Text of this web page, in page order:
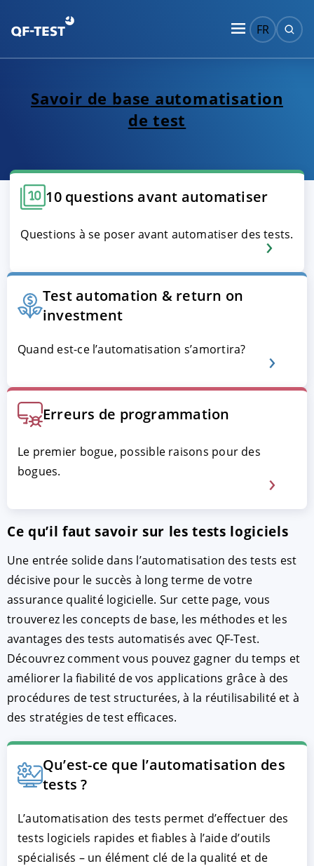
FR
Savoir de base automatisation
de test
10 questions avant automatiser
Questions à se poser avant automatiser des tests.
Test automation & return on
investment
Quand est-ce l’automatisation s’amortira?
Erreurs de programmation
Le premier bogue, possible raisons pour des
bogues.
Ce qu’il faut savoir sur les tests logiciels
Une entrée solide dans l’automatisation des tests est
décisive pour le succès à long terme de votre
assurance qualité logicielle. Sur cette page, vous
trouverez les concepts de base, les méthodes et les
avantages des tests automatisés avec QF-Test.
Découvrez comment vous pouvez gagner du temps et
améliorer la fiabilité de vos applications grâce à des
procédures de test structurées, à la réutilisabilité et à
des stratégies de test efficaces.
Qu’est-ce que l’automatisation des
tests ?
L’automatisation des tests permet d’effectuer des
tests logiciels rapides et fiables à l’aide d’outils
spécialisés – un élément clé de la qualité et de
REFUSER
Mentions légales|Protection des données